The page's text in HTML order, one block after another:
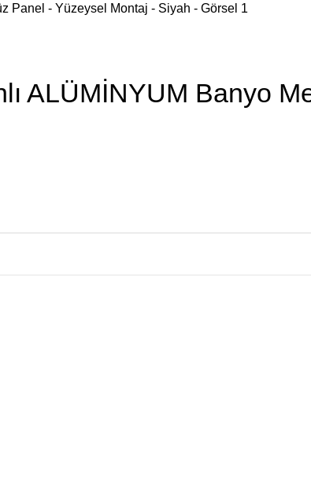
ALÜMİNYUM Banyo